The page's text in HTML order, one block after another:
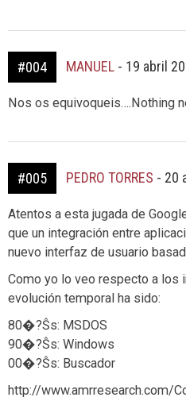
#004 MANUEL - 19 abril
Nos os equivoqueis….Nothing
#005 PEDRO TORRES - 20
Atentos a esta jugada de
que un integración entre
nuevo interfaz de usuario
Como yo lo veo respecto a los
evolución temporal ha sido:
80�?Ŝs: MSDOS
90�?Ŝs: Windows
00�?Ŝs: Buscador
http://www.amrresearch.com/